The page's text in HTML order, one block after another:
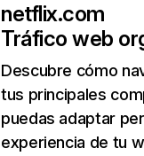
netflix.com
Tráfico web
Descubre cómo
tus principales
puedas adaptar
experiencia de tu